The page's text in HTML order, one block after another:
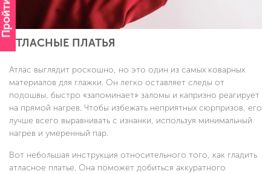
АТЛАСНЫЕ ПЛАТЬЯ
Атлас выглядит роскошно, но это один из самых коварных
материалов для глажки. Он легко оставляет следы от
подошвы, быстро «запоминает» заломы и капризно реагирует
на прямой нагрев. Чтобы избежать неприятных сюрпризов, его
лучше всего выравнивать с изнанки, используя минимальный
нагрев и умеренный пар.
Вот небольшая инструкция относительного того, как гладить
атласное платье. Она поможет добиться аккуратного